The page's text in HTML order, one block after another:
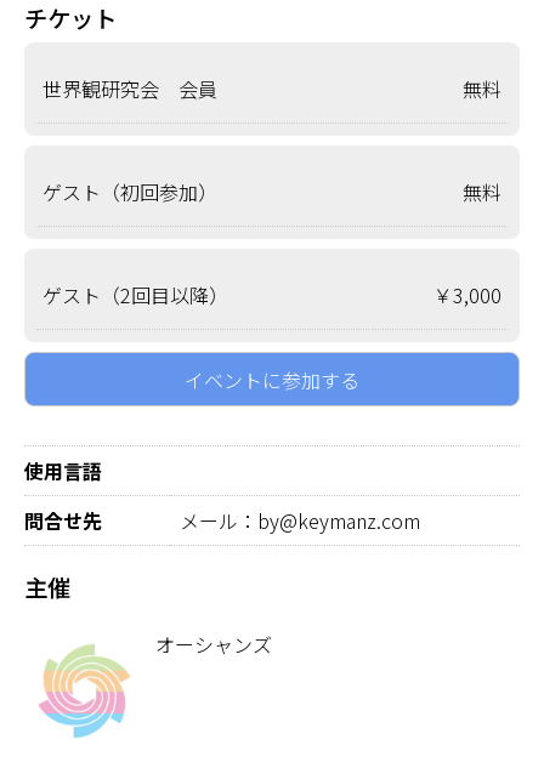
チケット
世界観研究会 会員 無料
ゲスト（初回参加） 無料
ゲスト（2回目以降） ￥3,000
イベントに参加する
使用言語
問合せ先
メール：by@keymanz.com
主催
オーシャンズ